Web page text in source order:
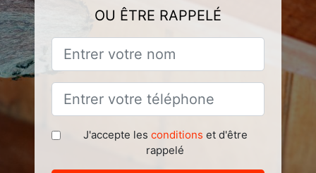
OU ÊTRE RAPPELÉ
J'accepte les conditions et d'être
rappelé